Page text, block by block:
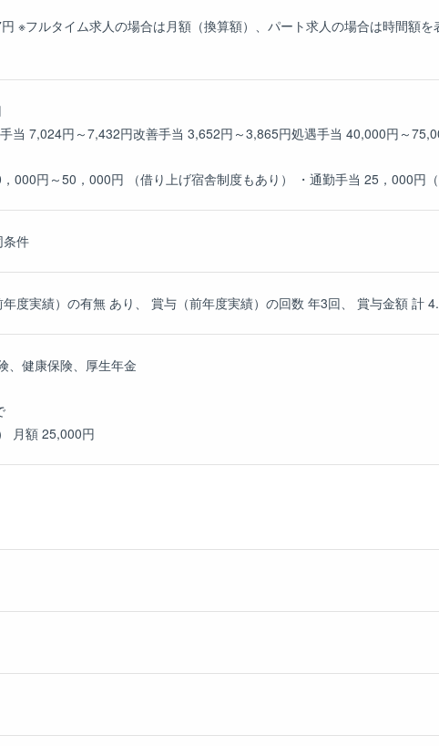
※フルタイム求人の場合は月額（換算額）、パート求人の場合は時間額を
当 7,024円～7,432円改善手当 3,652円～3,865円処遇手当 40,000円～
000円～50，000円 （借り上げ宿舎制度もあり） ・通勤手当 25，000円（
条件
度実績）の有無 あり、 賞与（前年度実績）の回数 年3回、 賞与金額 計
、健康保険、厚生年金
月額 25,000円